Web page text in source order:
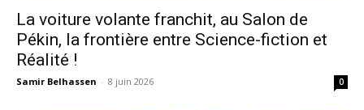
La voiture volante franchit, au Salon de
Pékin, la frontière entre Science-fiction et
Réalité !
Samir Belhassen - 8 juin 2026 0